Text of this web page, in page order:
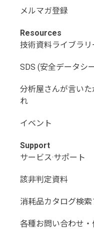
メルマガ登録
Resources
技術資料ライブラリ
SDS (安全データシ
分析屋さんが言い
れ
イベント
Support
サービス·サポート
該非判定資料
消耗品カタログ検索
各種お問い合わせ